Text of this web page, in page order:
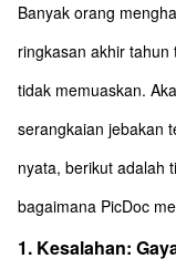
Banyak orang
ringkasan akhir
tidak memuaskan.
serangkaian jebakan
nyata, berikut adalah
bagaimana PicDoc
1. Kesalahan: